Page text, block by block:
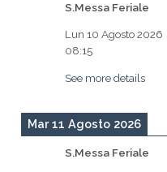
S.Messa Feriale
Lun 10 Agosto 2026
08:15
See more details
Mar 11 Agosto 2026
S.Messa Feriale